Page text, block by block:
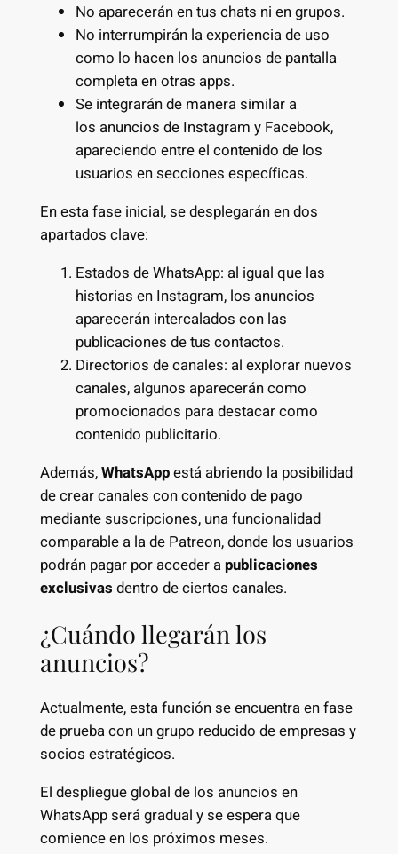
No aparecerán en tus chats ni en grupos.
No interrumpirán la experiencia de uso
como lo hacen los anuncios de pantalla
completa en otras apps.
Se integrarán de manera similar a
los anuncios de Instagram y Facebook,
apareciendo entre el contenido de los
usuarios en secciones específicas.
En esta fase inicial, se desplegarán en dos
apartados clave:
Estados de WhatsApp: al igual que las
historias en Instagram, los anuncios
aparecerán intercalados con las
publicaciones de tus contactos.
Directorios de canales: al explorar nuevos
canales, algunos aparecerán como
promocionados para destacar como
contenido publicitario.
Además,WhatsAppestá abriendo la posibilidad
de crear canales con contenido de pago
mediante suscripciones, una funcionalidad
comparable a la de Patreon, donde los usuarios
podrán pagar por acceder apublicaciones
exclusivas dentro de ciertos canales.
¿Cuándo llegarán los
anuncios?
Actualmente, esta función se encuentra en fase
de prueba con un grupo reducido de empresas y
socios estratégicos.
El despliegue global de los anuncios en
WhatsApp será gradual y se espera que
comience en los próximos meses.